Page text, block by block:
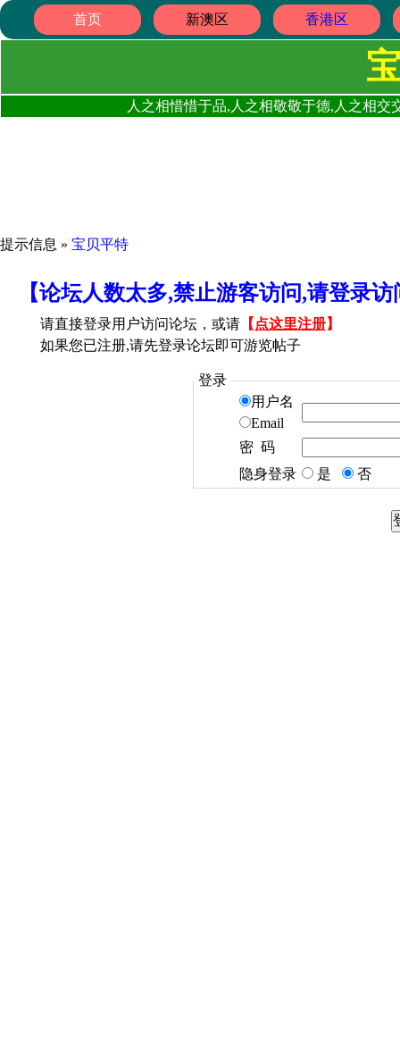
首页 新澳区 香港区
人之相惜惜于品,人之相敬敬于德,人之相
提示信息 » 宝贝平特
【论坛人数太多,禁止游客访问,请登录
请直接登录用户访问论坛，或请 【 点这里注册】
如果您已注册,请先登录论坛即可游览帖子
登录
用户名
Email
密 码
隐身登录
是 否